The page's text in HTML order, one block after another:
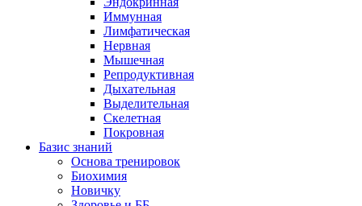
Иммунная
Лимфатическая
Нервная
Мышечная
Репродуктивная
Дыхательная
Выделительная
Скелетная
Покровная
Базис знаний
Основа тренировок
Биохимия
Новичку